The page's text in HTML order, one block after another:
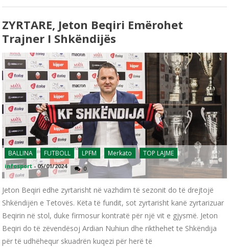
ZYRTARE, Jeton Beqiri Emërohet
Trajner I Shkëndijës
BALLINA FUTBOLL LPFM Merkato TOP LAJME
infosport -05/01/2024 0
Jeton Beqiri edhe zyrtarisht në vazhdim të sezonit do të drejtojë
Shkëndijën e Tetovës. Këta të fundit, sot zyrtarisht kanë zyrtarizuar
Beqirin në stol, duke firmosur kontratë për një vit e gjysmë. Jeton
Beqiri do të zëvendësoj Ardian Nuhiun dhe rikthehet te Shkëndija
për të udhëhequr skuadrën kuqezi për herë të